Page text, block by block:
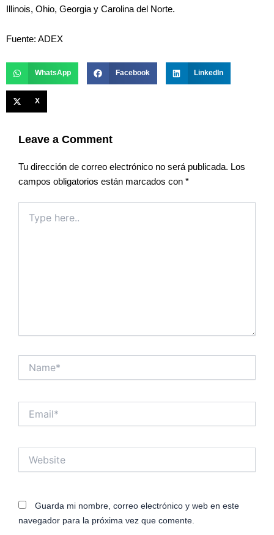
Illinois, Ohio, Georgia y Carolina del Norte.
Fuente: ADEX
WhatsApp Facebook LinkedIn
X
Leave a Comment
Tu dirección de correo electrónico no será publicada. Los
campos obligatorios están marcados con *
here..
Guarda mi nombre, correo electrónico y web en este
navegador para la próxima vez que comente.